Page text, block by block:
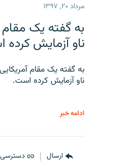
مرداد ۲۰, ۱۳۹۷
به گفته یک
ناو آزمایش
به گفته یک مقام
ناو آزمایش کرده است.
ادامه خبر
ارسال دسترسی